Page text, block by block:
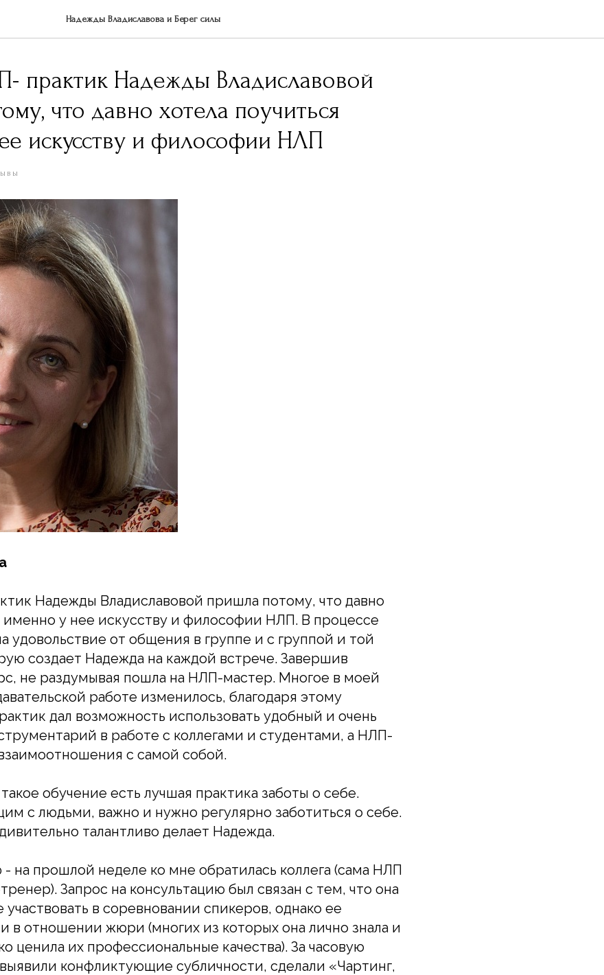
Надежды Владиславова и Берег силы
практик Надежды Владиславовой
что давно хотела поучиться
искусству и философии НЛП
Надежды Владиславовой пришла потому, что давно
именно у нее искусству и философии НЛП. В процессе
удовольствие от общения в группе и с группой и той
создает Надежда на каждой встрече. Завершив
не раздумывая пошла на НЛП-мастер. Многое в моей
работе изменилось, благодаря этому
дал возможность использовать удобный и очень
в работе с коллегами и студентами, а НЛП-
с самой собой.
обучение есть лучшая практика заботы о себе.
с людьми, важно и нужно регулярно заботиться о себе.
талантливо делает Надежда.
на прошлой неделе ко мне обратилась коллега (сама НЛП
Запрос на консультацию был связан с тем, что она
в соревновании спикеров, однако ее
в отношении жюри (многих из которых она лично знала и
ценила их профессиональные качества). За часовую
конфликтующие субличности, сделали «Чартинг,